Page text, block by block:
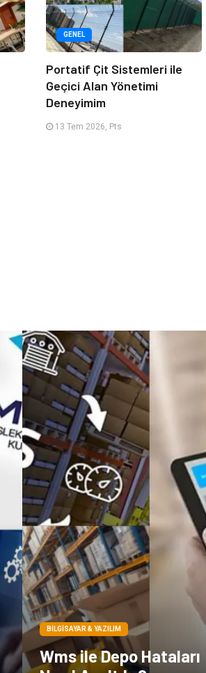
GENEL
Portatif Çit Sistemleri ile
Geçici Alan Yönetimi
Deneyimim
13 Tem 2026, Pts
BILGISAYAR & YAZILIM
Wms ile Depo Hataları